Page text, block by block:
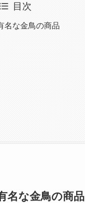
目次
名な金鳥の商品
名な金鳥の商品